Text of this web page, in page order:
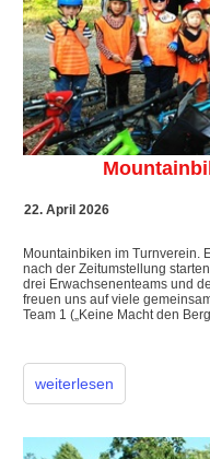
22. April 2026
Mountainbiken im Turnverein.
nach der Zeitumstellung
drei Erwachsenenteams und
freuen uns auf viele
Team 1 („Keine Macht den
weiterlesen